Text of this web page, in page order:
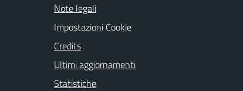
Note legali
Impostazioni Cookie
Credits
Ultimi aggiornamenti
Statistiche